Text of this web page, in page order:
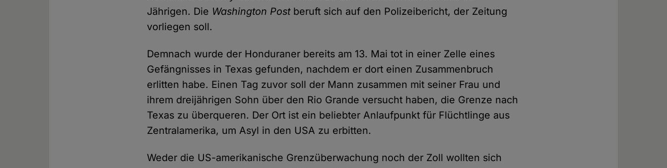
Jährigen. Die Washington Postberuft sich auf den Polizeibericht, der Zeitung
vorliegen soll.
Demnach wurde der Honduraner bereits am 13. Mai tot in einer Zelle eines
Gefängnisses in Texas gefunden, nachdem er dort einen Zusammenbruch
erlitten habe. Einen Tag zuvor soll der Mann zusammen mit seiner Frau und
ihrem dreijährigen Sohn über den Rio Grande versucht haben, die Grenze nach
Texas zu überqueren. Der Ort ist ein beliebter Anlaufpunkt für Flüchtlinge aus
Zentralamerika, um Asyl in den USA zu erbitten.
Weder die US-amerikanische Grenzüberwachung noch der Zoll wollten sich